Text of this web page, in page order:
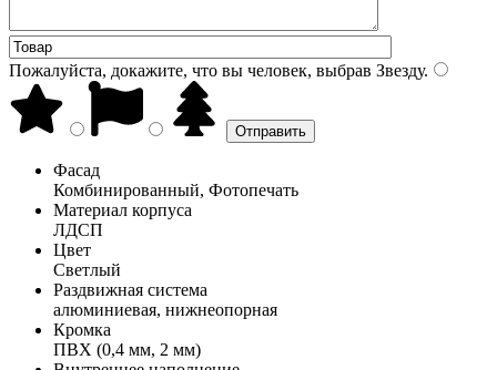
Пожалуйста, докажите, что вы человек, выбрав Звезду.
Фасад
Комбинированный, Фотопечать
Материал корпуса
ЛДСП
Цвет
Светлый
Раздвижная система
алюминиевая, нижнеопорная
Кромка
ПВХ (0,4 мм, 2 мм)